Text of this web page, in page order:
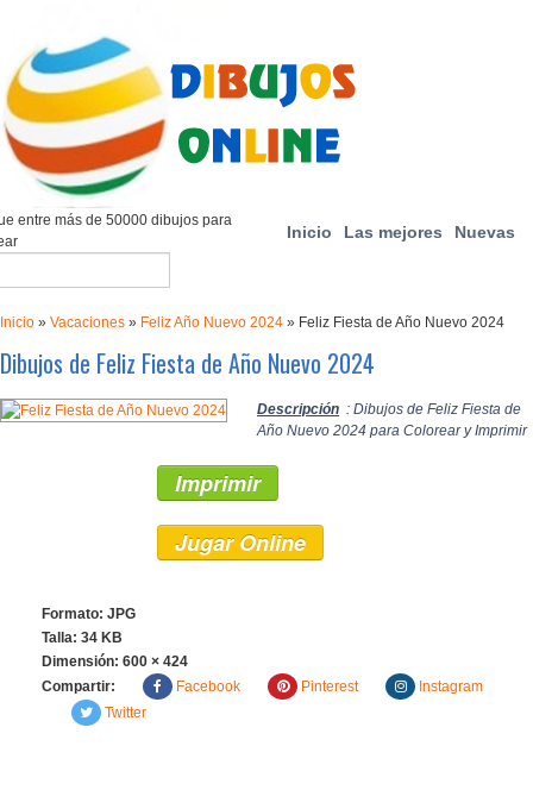
Inicio Las mejores Nuevas
entre más de 50000 dibujos para
Inicio » Vacaciones » Feliz Año Nuevo 2024 » Feliz Fiesta de Año Nuevo 2024
Dibujos de Feliz Fiesta de Año Nuevo 2024
Descripción : Dibujos de Feliz Fiesta de
Año Nuevo 2024 para Colorear y Imprimir
Imprimir
Jugar Online
Formato: JPG
Talla: 34 KB
Dimensión: 600 × 424
Compartir:
Facebook Pinterest
Instagram
Twitter